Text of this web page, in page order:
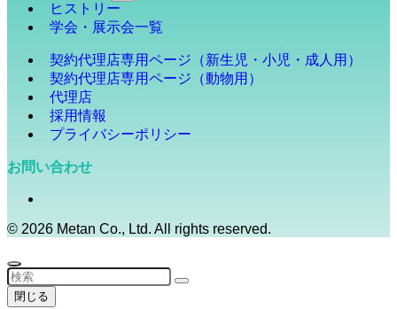
ヒストリー
学会・展示会一覧
契約代理店専用ページ（新生児・小児・成人用）
契約代理店専用ページ（動物用）
代理店
採用情報
プライバシーポリシー
お問い合わせ
© 2026 Metan Co., Ltd. All rights reserved.
閉じる